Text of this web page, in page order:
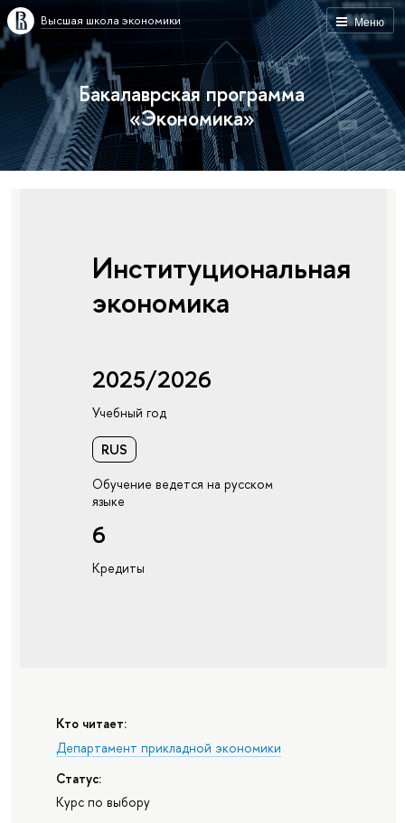
Меню
Высшая школа экономики
Бакалаврская программа
«Экономика»
Институциональная
экономика
2025/2026
Учебный год
RUS
Обучение ведется на русском
языке
6
Кредиты
Кто читает:
Департамент прикладной экономики
Статус:
Курс по выбору